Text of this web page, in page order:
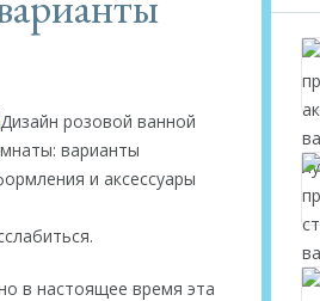
в настоящее время эта